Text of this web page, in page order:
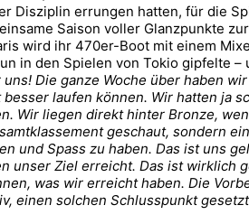
Disziplin errungen hatten, für die
Saison voller Glanzpunkte
wird ihr 470er-Boot mit einem
den Spielen von Tokio gipfelte
Die ganze Woche über haben
laufen können. Wir hatten ja
Wir liegen direkt hinter Bronze,
geschaut, sondern
und Spass zu haben. Das ist uns
Ziel erreicht. Das ist wirklich
was wir erreicht haben. Die
einen solchen Schlusspunkt